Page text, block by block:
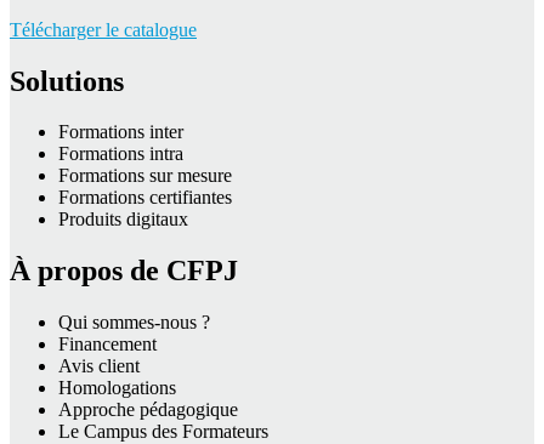
Télécharger le catalogue
Solutions
Formations inter
Formations intra
Formations sur mesure
Formations certifiantes
Produits digitaux
À propos de CFPJ
Qui sommes-nous ?
Financement
Avis client
Homologations
Approche pédagogique
Le Campus des Formateurs